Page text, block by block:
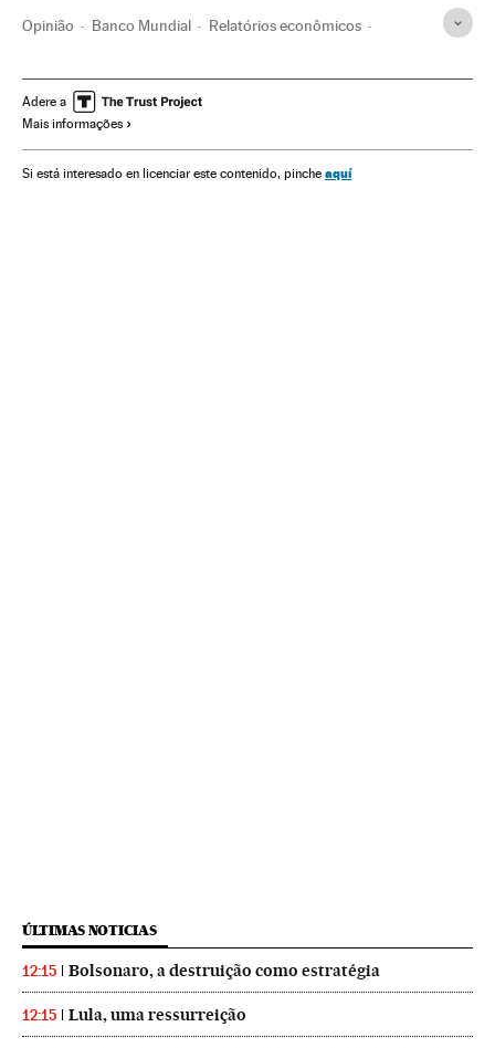
Opinião Banco Mundial Relatórios econômicos
Coronavirus Covid-19 Sociedade
Eleição Peru
Chile
Adere a
Mais informações
Si está interesado en licenciar este contenido, pinche aquí
ÚLTIMAS NOTICIAS
12:15 Bolsonaro, a destruição como estratégia
12:15 Lula, uma ressurreição